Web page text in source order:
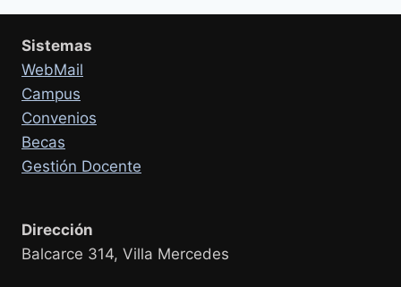
Sistemas
WebMail
Campus
Convenios
Becas
Gestión Docente
Dirección
Balcarce 314, Villa Mercedes